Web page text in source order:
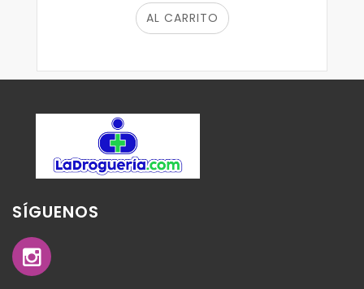
AL CARRITO
SÍGUENOS